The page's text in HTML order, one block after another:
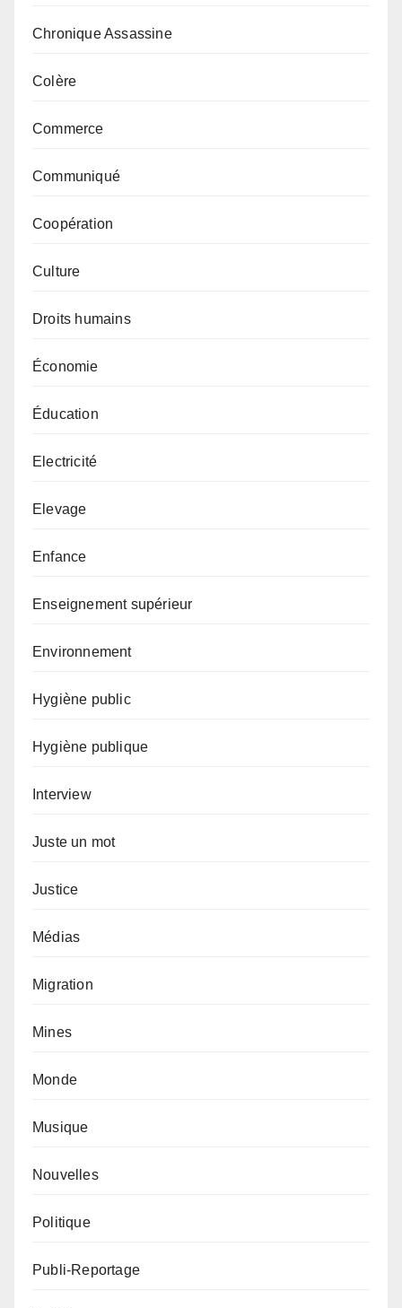
Chronique Assassine
Colère
Commerce
Communiqué
Coopération
Culture
Droits humains
Économie
Éducation
Electricité
Elevage
Enfance
Enseignement supérieur
Environnement
Hygiène public
Hygiène publique
Interview
Juste un mot
Justice
Médias
Migration
Mines
Monde
Musique
Nouvelles
Politique
Publi-Reportage